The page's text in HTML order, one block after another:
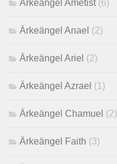
Ärkeängel Ametist (6)
Ärkeängel Anael (2)
Ärkeängel Ariel (2)
Ärkeängel Azrael (1)
Ärkeängel Chamuel (2)
Ärkeängel Faith (3)